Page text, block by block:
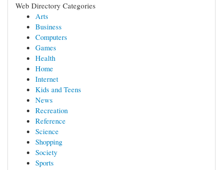
Web Directory Categories
Arts
Business
Computers
Games
Health
Home
Internet
Kids and Teens
News
Recreation
Reference
Science
Shopping
Society
Sports